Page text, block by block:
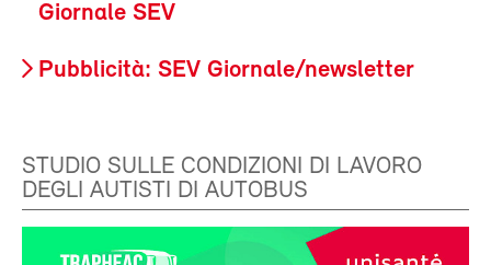
Giornale SEV
Pubblicità: SEV Giornale/newsletter
STUDIO SULLE CONDIZIONI DI LAVORO
DEGLI AUTISTI DI AUTOBUS